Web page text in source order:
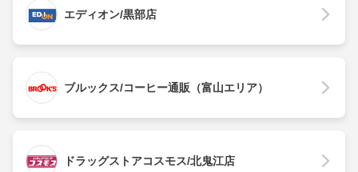
エディオン/黒部店
ブルックス/コーヒー通販（富山エリア）
ドラッグストアコスモス/北鬼江店